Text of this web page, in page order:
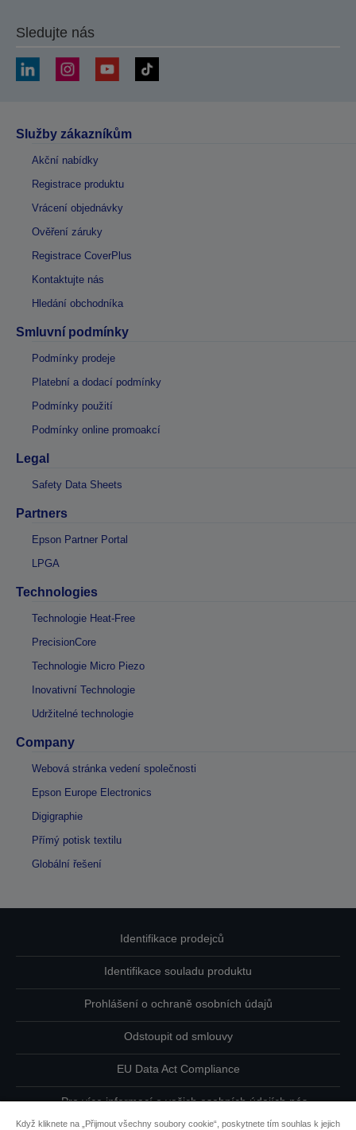
Sledujte nás
Služby zákazníkům
Akční nabídky
Registrace produktu
Vrácení objednávky
Ověření záruky
Registrace CoverPlus
Kontaktujte nás
Hledání obchodníka
Smluvní podmínky
Podmínky prodeje
Platební a dodací podmínky
Podmínky použití
Podmínky online promoakcí
Legal
Safety Data Sheets
Partners
Epson Partner Portal
LPGA
Technologies
Technologie Heat-Free
PrecisionCore
Technologie Micro Piezo
Inovativní Technologie
Udržitelné technologie
Company
Webová stránka vedení společnosti
Epson Europe Electronics
Digigraphie
Přímý potisk textilu
Globální řešení
Identifikace prodejců
Identifikace souladu produktu
Prohlášení o ochraně osobních údajů
Odstoupit od smlouvy
EU Data Act Compliance
Pro více informací o vašich osobních údajích nás
Když kliknete na „Přijmout všechny soubory cookie“, poskytnete tím souhlas k jejich